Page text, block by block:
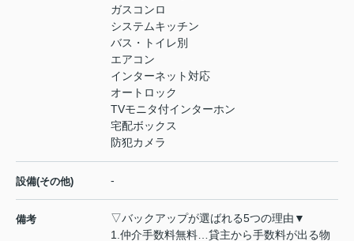
ガスコンロ
システムキッチン
バス・トイレ別
エアコン
インターネット対応
オートロック
TVモニタ付インターホン
宅配ボックス
防犯カメラ
設備(その他) -
備考
▽バックアップが選ばれる5つの理由▼
1.仲介手数料無料…貸主から手数料が出る物